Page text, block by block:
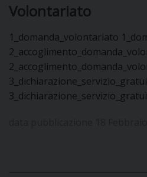
Volontariato
1_domanda_volontariato